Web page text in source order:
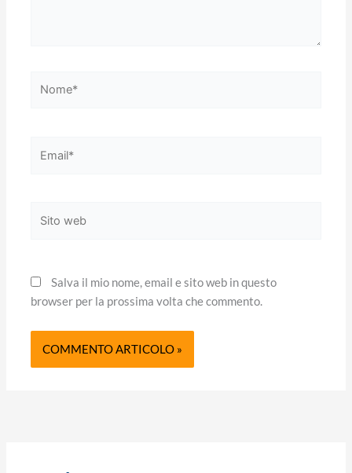
web
Salva il mio nome, email e sito web in questo
browser per la prossima volta che commento.